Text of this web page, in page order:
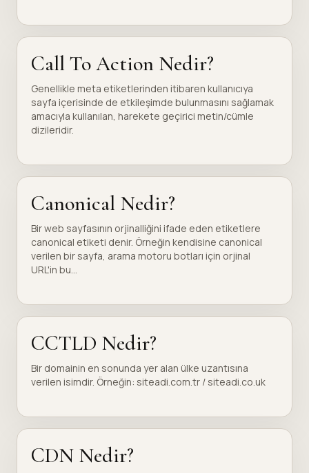
Call To Action Nedir?
Genellikle meta etiketlerinden itibaren kullanıcıya
sayfa içerisinde de etkileşimde bulunmasını sağlamak
amacıyla kullanılan, harekete geçirici metin/cümle
dizileridir.
Canonical Nedir?
Bir web sayfasının orjinalliğini ifade eden etiketlere
canonical etiketi denir. Örneğin kendisine canonical
verilen bir sayfa, arama motoru botları için orjinal
URL'in bu...
CCTLD Nedir?
Bir domainin en sonunda yer alan ülke uzantısına
verilen isimdir. Örneğin: siteadi.com.tr / siteadi.co.uk
CDN Nedir?